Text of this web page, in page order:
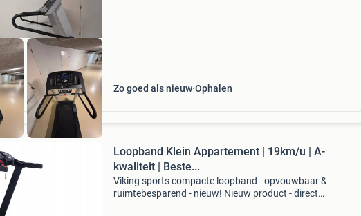
Zo goed als nieuw Ophalen
Loopband Klein Appartement | 19km/u | A-
kwaliteit | Beste...
Viking sports compacte loopband - opvouwbaar &
ruimtebesparend - nieuw! Nieuw product - direct